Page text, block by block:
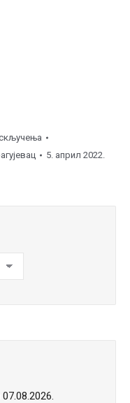
5. април 2022.